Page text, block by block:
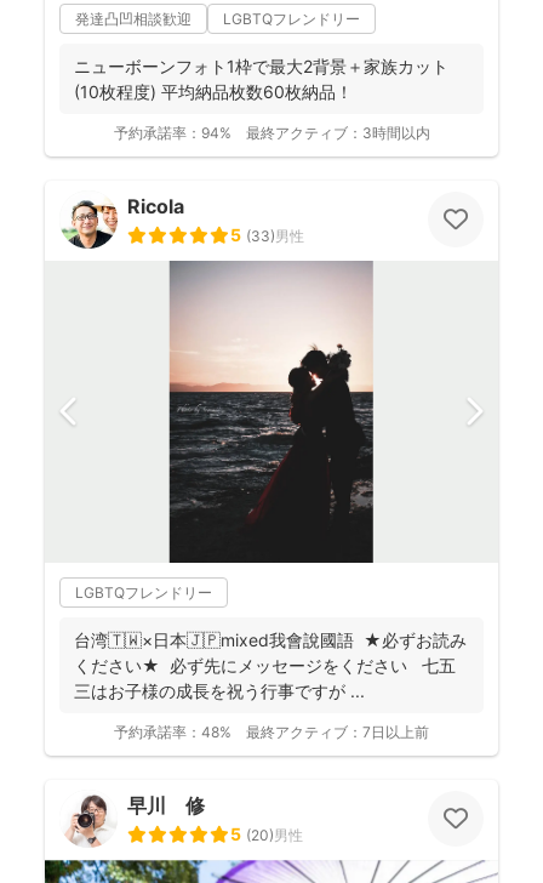
発達凸凹相談歓迎 LGBTQフレンドリー
ニューボーンフォト1枠で最大2背景＋家族カット
(10枚程度) 平均納品枚数60枚納品！
予約承諾率： 94% 最終アクティブ： 3時間以内
Ricola
5 (33)男性
LGBTQフレンドリー
台湾🇹🇼×日本🇯🇵mixed我會說國語 ★必ずお読み
ください★ 必ず先にメッセージをください 七五
三はお子様の成長を祝う行事ですが ...
予約承諾率： 48% 最終アクティブ： 7日以上前
早川 修
5 (20)男性